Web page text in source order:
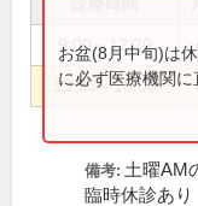
9:00～12:30
13:30～18:00
お盆(8月中旬)は
に必ず医療機関に
備考: 土曜AM
臨時休診あり